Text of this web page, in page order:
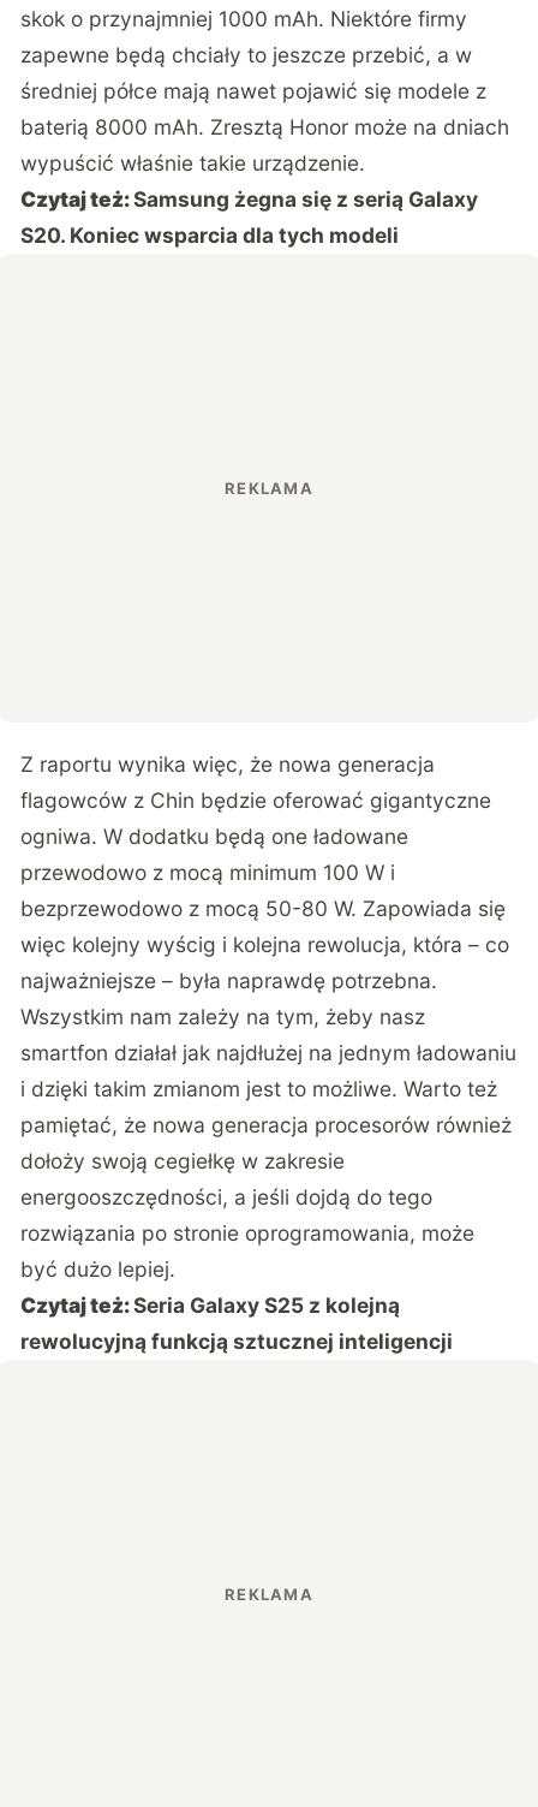
skok o przynajmniej 1000 mAh. Niektóre firmy
zapewne będą chciały to jeszcze przebić, a w
średniej półce mają nawet pojawić się modele z
baterią 8000 mAh. Zresztą Honor może na dniach
wypuścić właśnie takie urządzenie.
Czytaj też:Samsung żegna się z serią Galaxy
S20. Koniec wsparcia dla tych modeli
Z raportu wynika więc, że nowa generacja
flagowców z Chin będzie oferować gigantyczne
ogniwa. W dodatku będą one ładowane
przewodowo z mocą minimum 100 W i
bezprzewodowo z mocą 50-80 W. Zapowiada się
więc kolejny wyścig i kolejna rewolucja, która – co
najważniejsze – była naprawdę potrzebna.
Wszystkim nam zależy na tym, żeby nasz
smartfon działał jak najdłużej na jednym ładowaniu
i dzięki takim zmianom jest to możliwe. Warto też
pamiętać, że nowa generacja procesorów również
dołoży swoją cegiełkę w zakresie
energooszczędności, a jeśli dojdą do tego
rozwiązania po stronie oprogramowania, może
być dużo lepiej.
Czytaj też:Seria Galaxy S25 z kolejną
rewolucyjną funkcją sztucznej inteligencji